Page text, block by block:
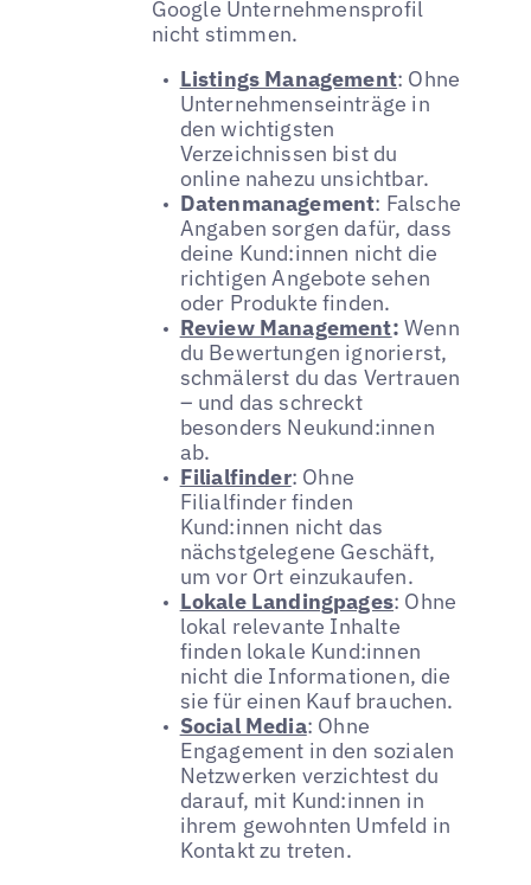
Google Unternehmensprofil
nicht stimmen.
Listings Management: Ohne
Unternehmenseinträge in
den wichtigsten
Verzeichnissen bist du
online nahezu unsichtbar.
Datenmanagement: Falsche
Angaben sorgen dafür, dass
deine Kund:innen nicht die
richtigen Angebote sehen
oder Produkte finden.
Review Management: Wenn
du Bewertungen ignorierst,
schmälerst du das Vertrauen
– und das schreckt
besonders Neukund:innen
ab.
Filialfinder: Ohne
Filialfinder finden
Kund:innen nicht das
nächstgelegene Geschäft,
um vor Ort einzukaufen.
Lokale Landingpages: Ohne
lokal relevante Inhalte
finden lokale Kund:innen
nicht die Informationen, die
sie für einen Kauf brauchen.
Social Media: Ohne
Engagement in den sozialen
Netzwerken verzichtest du
darauf, mit Kund:innen in
ihrem gewohnten Umfeld in
Kontakt zu treten.